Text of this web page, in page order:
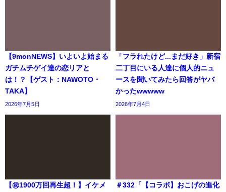
【9monNEWS】いよいよ始まる
ガチムチゲイ達の恋リアと
は！？【ゲスト：NAWOTO・
TAKA】
2026年7月5日
「フラれたけど...まだ好き」新宿
二丁目にいる人達に個人的ニュ
ースを聞いてみたら回答がヤバ
かったwwwww
2026年7月4日
【㊗️1900万回再生超！】イケメ
＃332「【コラボ】おこげの進化